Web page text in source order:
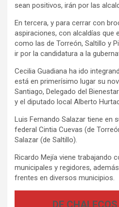
sean positivos, irán por las
En tercera, y para cerrar con
aspiraciones, con alcaldías que
como las de Torreón, Saltillo y
ir por la candidatura a la
Cecilia Guadiana ha ido
está en primerísimo lugar su
Santiago, Delegado del
y el diputado local Alberto
Luis Fernando Salazar tiene en
federal Cintia Cuevas (de
Salazar (de Saltillo).
Ricardo Mejía viene trabajando
municipales y regidores,
frentes en diversos municipios.
DE